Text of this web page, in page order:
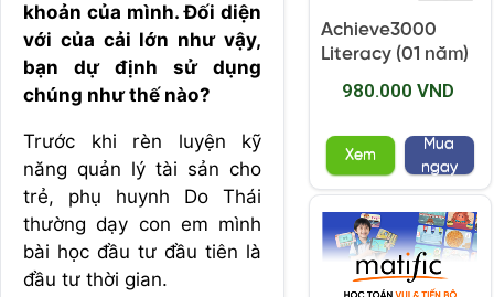
khoản của mình. Đối diện
với của cải lớn như vậy,
bạn dự định sử dụng
chúng như thế nào?
Trước khi rèn luyện kỹ
năng quản lý tài sản cho
trẻ, phụ huynh Do Thái
thường dạy con em mình
bài học đầu tư đầu tiên là
đầu tư thời gian.
Achieve3000
Literacy (01 năm)
980.000 VND
Xem
Mua
ngay